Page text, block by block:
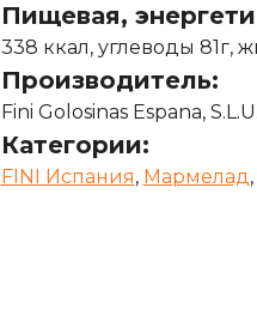
Пищевая,
338 ккал, углеводы 81г,
Производитель:
Fini Golosinas Espana,
Категории:
FINI Испания, Мармелад,